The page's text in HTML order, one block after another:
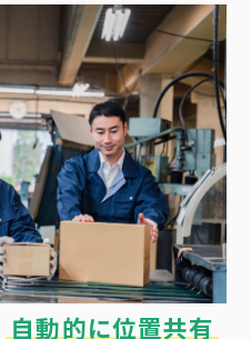
自動的に位置共有